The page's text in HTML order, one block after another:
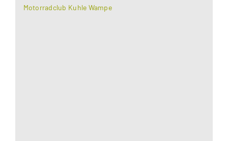
Motorradclub Kuhle Wampe